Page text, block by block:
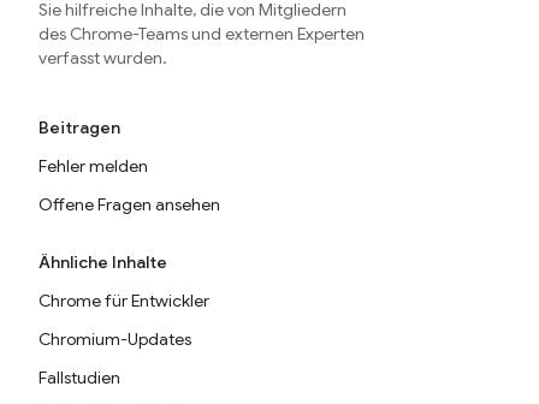
Sie hilfreiche Inhalte, die von Mitgliedern
des Chrome-Teams und externen Experten
verfasst wurden.
Beitragen
Fehler melden
Offene Fragen ansehen
Ähnliche Inhalte
Chrome für Entwickler
Chromium-Updates
Fallstudien